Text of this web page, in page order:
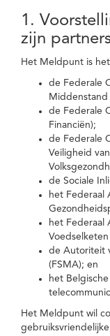
1.
zijn
Het Meldpunt is
de Federale
Middenstand
de Federale
Financiën);
de Federale
Veiligheid
de Sociale
het Federaal
het Federaal
Voedselketen
de Autoriteit
(FSMA); en
het
Het Meldpunt wil